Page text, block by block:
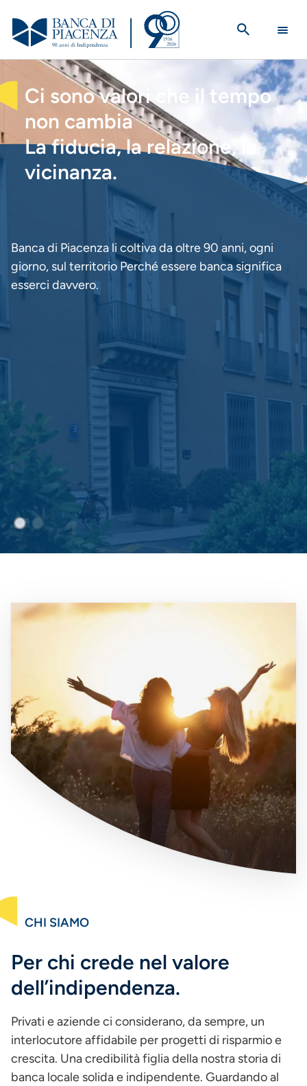
contenuto
principale
HOMEPAGE
Ci sono valori che il tempo
non cambia
La fiducia, la relazione, la
vicinanza.
Banca di Piacenza li coltiva da oltre 90 anni, ogni
giorno, sul territorio Perché essere banca significa
esserci davvero.
Immagine
CHI SIAMO
Per chi crede nel valore
dell’indipendenza.
Privati e aziende ci considerano, da sempre, un
interlocutore affidabile per progetti di risparmio e
crescita. Una credibilità figlia della nostra storia di
banca locale solida e indipendente. Guardando al